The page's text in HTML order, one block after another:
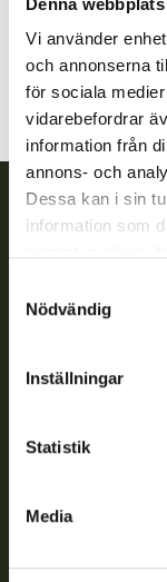
Vi använder
och annonserna
för sociala
vidarebefordrar
information från
annons- och
Dessa kan i sin
information som
Nödvändig
Inställningar
Statistik
Media
Finlands
Finlands